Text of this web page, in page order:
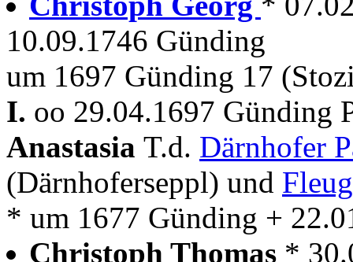
10.09.1746 Günding
um 1697 Günding 17
I. oo 29.04.1697
Anastasia T.d. Därnhofer
(Därnhoferseppl) und
* um 1677 Günding +
Christoph Thomas *